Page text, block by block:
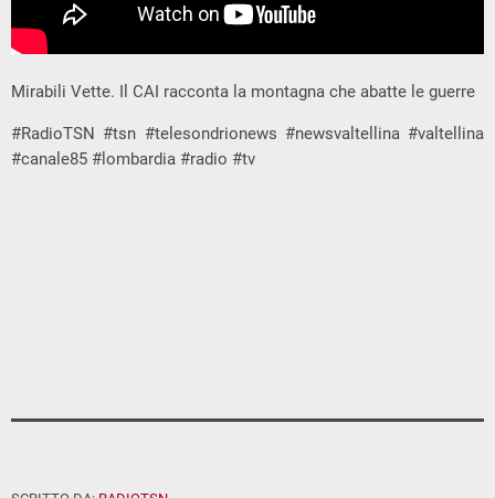
Mirabili Vette. Il CAI racconta la montagna che abatte le guerre
#RadioTSN #tsn #telesondrionews #newsvaltellina #valtellina
#canale85 #lombardia #radio #tv